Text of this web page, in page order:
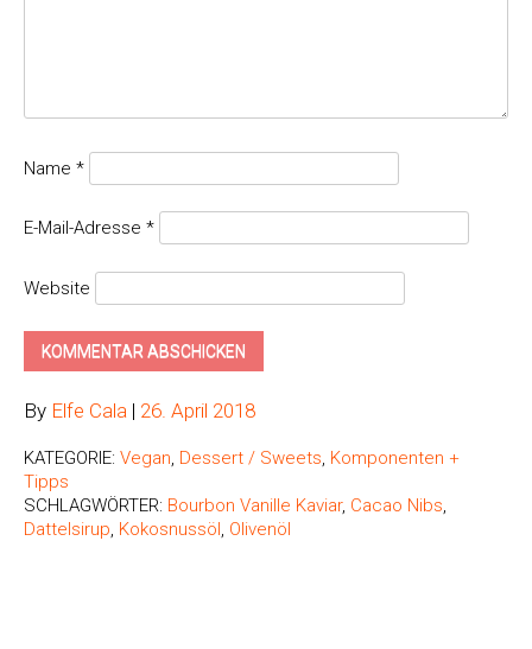
Name *
E-Mail-Adresse *
Website
By Elfe Cala | 26. April 2018
KATEGORIE: Vegan, Dessert / Sweets, Komponenten +
Tipps
SCHLAGWÖRTER: Bourbon Vanille Kaviar, Cacao Nibs,
Dattelsirup, Kokosnussöl, Olivenöl